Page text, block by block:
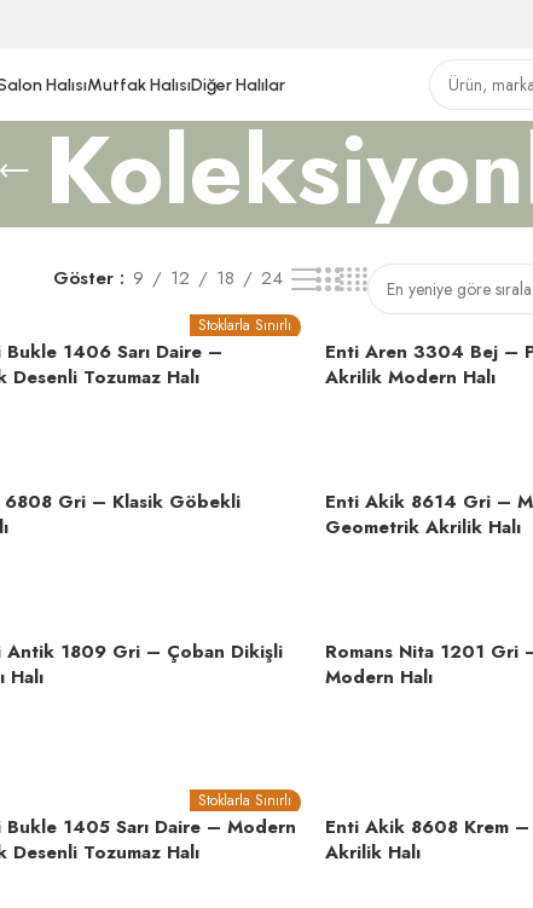
HalısıMutfak HalısıDiğer Halılar
Göster 9 12 18 24
Stoklarla Sınırlı
1406 Sarı Daire –
Desenli Tozumaz Halı
Enti Aren 3304 Bej –
Akrilik Modern Halı
6808 Gri – Klasik Göbekli
Enti Akik 8614 Gri –
Geometrik Akrilik Halı
Antik 1809 Gri – Çoban Dikişli
Halı
Romans Nita 1201 Gri
Modern Halı
Stoklarla Sınırlı
1405 Sarı Daire – Modern
Desenli Tozumaz Halı
Enti Akik 8608 Krem
Akrilik Halı